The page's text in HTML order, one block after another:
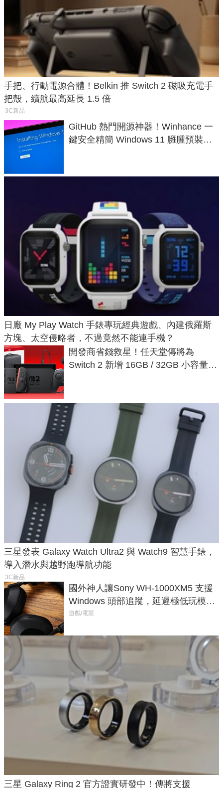
手把、行動電源合體！Belkin 推 Switch 2 磁吸充電手
把殼，續航最高延長 1.5 倍
3C新品
GitHub 熱門開源神器！Winhance 一
鍵安全精簡 Windows 11 臃腫預裝軟
日廠 My Play Watch 手錶專玩經典遊戲、內建俄羅斯
方塊、太空侵略者，不過竟然不能連手機？
開發商省錢救星！任天堂傳將為
Switch 2 新增 16GB / 32GB 小容量遊
三星發表 Galaxy Watch Ultra2 與 Watch9 智慧手錶，
導入潛水與越野跑導航功能
3C新品
國外神人讓Sony WH-1000XM5 支援
Windows 頭部追蹤，延遲極低玩模擬
飛行超有感
遊戲/電競
三星 Galaxy Ring 2 官方證實研發中！傳將支援